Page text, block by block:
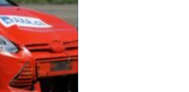
1918 blev
hvor
k&os...